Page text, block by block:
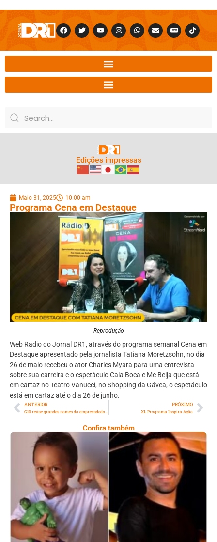
Edições impressas
Maio 31, 2025 10:00 am
Programa Cena em Destaque
Reprodução
Web Rádio do Jornal DR1, através do programa semanal Cena em
Destaque apresentado pela jornalista Tatiana Moretzsohn, no dia
26 de maio recebeu o ator Charles Myara para uma entrevista
sobre sua carreira e o espetáculo Cala Boca e Me Beija que está
em cartaz no Teatro Vanucci, no Shopping da Gávea, o espetáculo
está em cartaz até o dia 26 de junho.
ANTERIOR PRÓXIMO
XL Programa Inspira Ação
Confira também
Comoção Marca Despedida De Menino De 3
Anos E Reacende Debate Sobre Proteção À
Infância